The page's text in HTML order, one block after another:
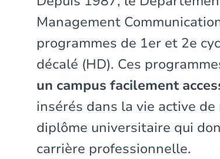
Management
programmes de 1er et 2e
décalé (HD). Ces
un campus facilement
insérés dans la vie active
diplôme universitaire qui
carrière professionnelle.